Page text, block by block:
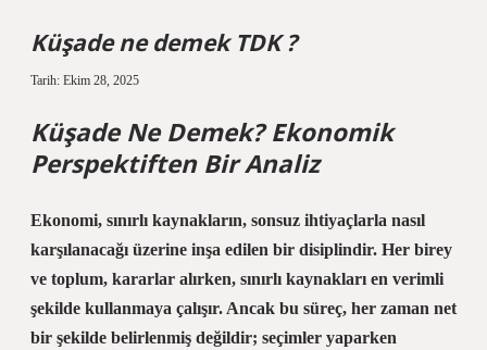
Küşade ne demek TDK ?
Tarih: Ekim 28, 2025
Küşade Ne Demek? Ekonomik
Perspektiften Bir Analiz
Ekonomi, sınırlı kaynakların, sonsuz ihtiyaçlarla nasıl
karşılanacağı üzerine inşa edilen bir disiplindir. Her birey
ve toplum, kararlar alırken, sınırlı kaynakları en verimli
şekilde kullanmaya çalışır. Ancak bu süreç, her zaman net
bir şekilde belirlenmiş değildir; seçimler yaparken